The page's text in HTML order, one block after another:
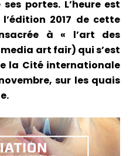
portes. L’heure est
2017 de cette
à « l’art des
art fair) qui s’est
la Cité internationale
sur les quais